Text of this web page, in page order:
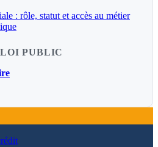
: rôle, statut et accès au métier
PUBLIC